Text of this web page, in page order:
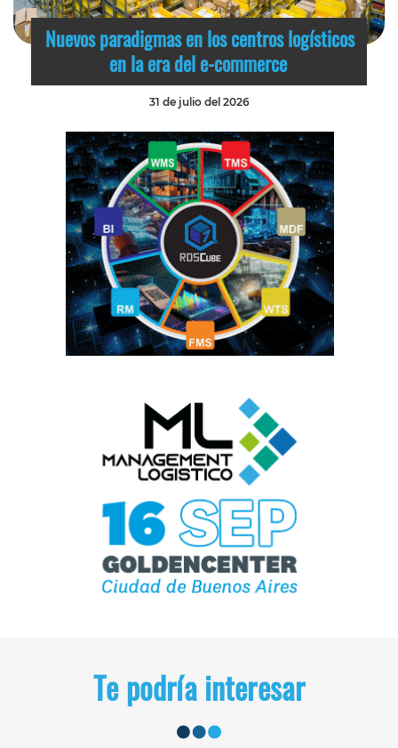
Nuevos paradigmas en los centros logísticos
en la era del e-commerce
31 de julio del 2026
Te podría interesar